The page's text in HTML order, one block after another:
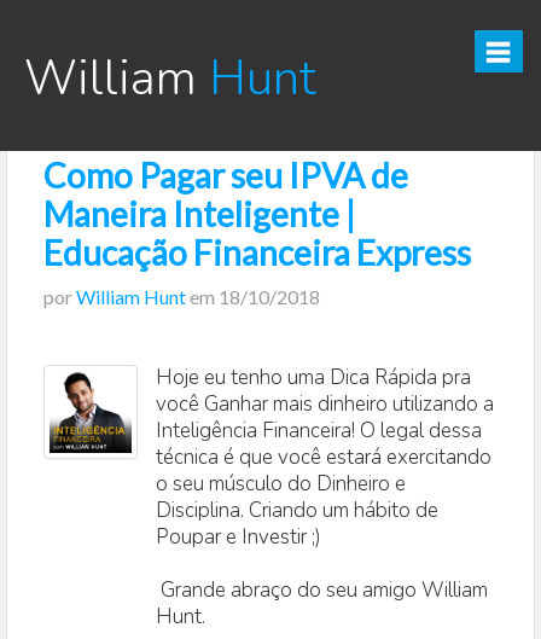
William Hunt
CURSO TESOURO DIRETO PRO
CURSO SEGREDOS DOS INVESTIMENTOS PARA INICIANTES
VÍDEOS
POSTS
Como Pagar seu IPVA de
Maneira Inteligente |
Educação Financeira Express
porWilliam Huntem 18/10/2018
Hoje eu tenho uma Dica Rápida pra
você Ganhar mais dinheiro utilizando a
Inteligência Financeira! O legal dessa
técnica é que você estará exercitando
o seu músculo do Dinheiro e
Disciplina. Criando um hábito de
Poupar e Investir ;)
Grande abraço do seu amigo William
Hunt.